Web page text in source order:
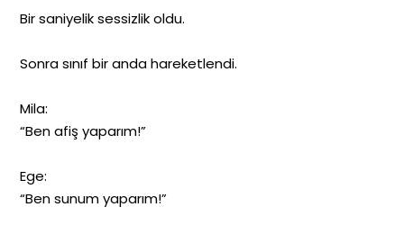
Bir saniyelik sessizlik oldu.
Sonra sınıf bir anda hareketlendi.
Mila:
“Ben afiş yaparım!”
Ege:
“Ben sunum yaparım!”